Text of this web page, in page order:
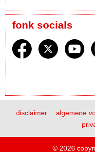
fonk socials
disclaimer algemene
© 2026